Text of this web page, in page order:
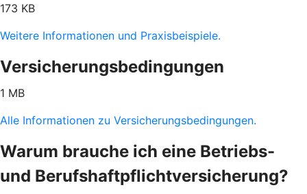
173 KB
Weitere Informationen und Praxisbeispiele.
Versicherungsbedingungen
1 MB
Alle Informationen zu Versicherungsbedingungen.
Warum brauche ich eine Betriebs-
und Berufshaftpflichtversicherung?